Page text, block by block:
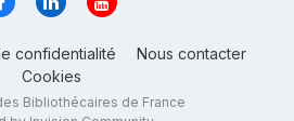
confidentialité
Nous contacter
Cookies
Bibliothécaires de France